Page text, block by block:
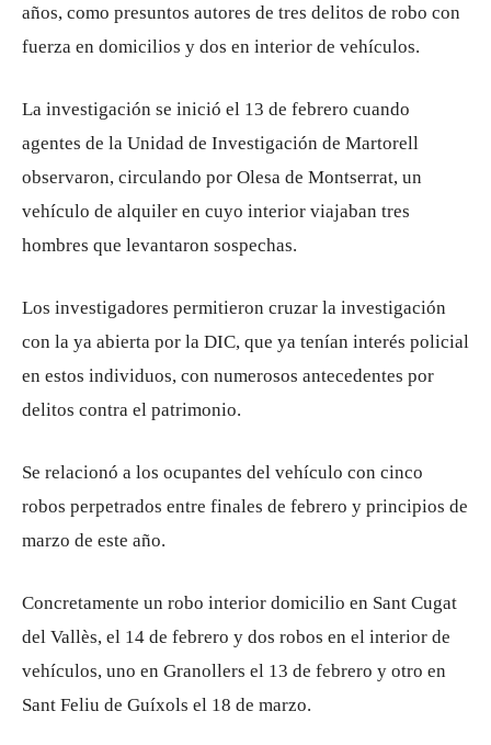
años, como presuntos autores de tres delitos de robo con
fuerza en domicilios y dos en interior de vehículos.
La investigación se inició el 13 de febrero cuando
agentes de la Unidad de Investigación de Martorell
observaron, circulando por Olesa de Montserrat, un
vehículo de alquiler en cuyo interior viajaban tres
hombres que levantaron sospechas.
Los investigadores permitieron cruzar la investigación
con la ya abierta por la DIC, que ya tenían interés policial
en estos individuos, con numerosos antecedentes por
delitos contra el patrimonio.
Se relacionó a los ocupantes del vehículo con cinco
robos perpetrados entre finales de febrero y principios de
marzo de este año.
Concretamente un robo interior domicilio en Sant Cugat
del Vallès, el 14 de febrero y dos robos en el interior de
vehículos, uno en Granollers el 13 de febrero y otro en
Sant Feliu de Guíxols el 18 de marzo.